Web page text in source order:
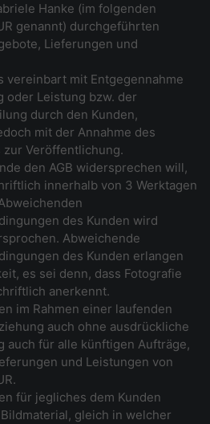
Hanke (im folgenden
genannt) durchgeführten
Lieferungen und
vereinbart mit Entgegennahme
oder Leistung bzw. der
durch den Kunden,
mit der Annahme des
zur Veröffentlichung.
den AGB widersprechen will,
innerhalb von 3 Werktagen
des Kunden wird
Abweichende
des Kunden erlangen
es sei denn, dass Fotografie
anerkennt.
im Rahmen einer laufenden
auch ohne ausdrückliche
auch für alle künftigen Aufträge,
und Leistungen von
für jegliches dem Kunden
gleich in welcher